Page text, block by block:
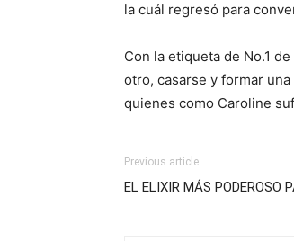
la cuál regresó para
Con la etiqueta de No.1
otro, casarse y formar
quienes como Caroline
Previous article
EL ELIXIR MÁS PODEROSO